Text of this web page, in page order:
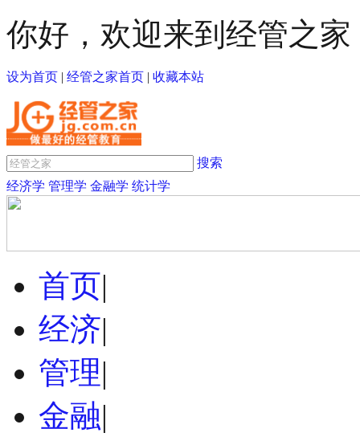
你好，欢迎来到经管之家
设为首页 | 经管之家首页 | 收藏本站
搜索
经济学 管理学 金融学 统计学
首页|
经济|
管理|
金融|